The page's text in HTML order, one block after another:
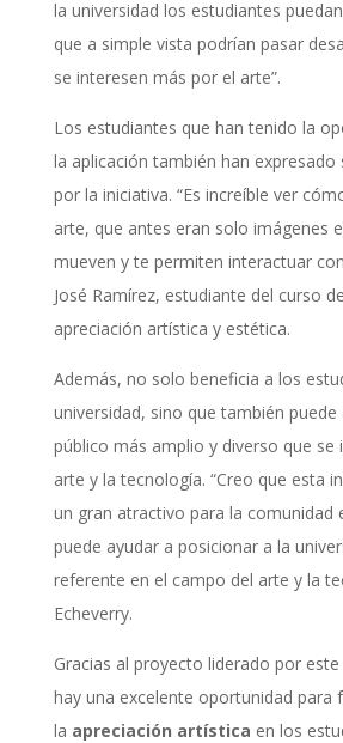
la universidad los estudiantes
que a simple vista podrían pasar
se interesen más por el arte”.
Los estudiantes que han tenido la
la aplicación también han expresado
por la iniciativa. “Es increíble ver
arte, que antes eran solo imágenes
mueven y te permiten interactuar
José Ramírez, estudiante del curso
apreciación artística y estética.
Además, no solo beneficia a los
universidad, sino que también puede
público más amplio y diverso que se
arte y la tecnología. “Creo que esta
un gran atractivo para la comunidad
puede ayudar a posicionar a la
referente en el campo del arte y la
Echeverry.
Gracias al proyecto liderado por
hay una excelente oportunidad para
la apreciación artística en los